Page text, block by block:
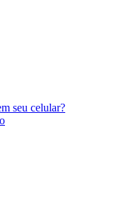
seu celular?